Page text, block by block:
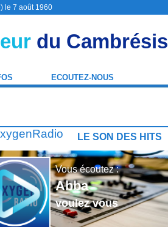
le 7 août 1960
du Cambrésis
ECOUTEZ-NOUS
LE SON DES HITS
Vous écoutez :
Abba
voulez vous